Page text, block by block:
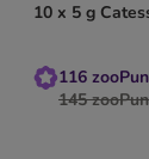
10 x 5 g
116
145